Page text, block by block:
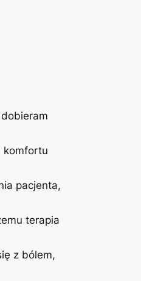
komfortu
pacjenta,
terapia
z bólem,